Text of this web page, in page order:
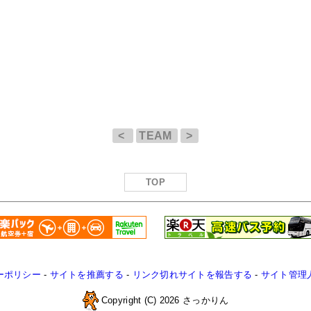
< TEAM >
TOP
ポリシー - サイトを推薦する - リンク切れサイトを報告する - サイト管理
Copyright (C) 2026 さっかりん